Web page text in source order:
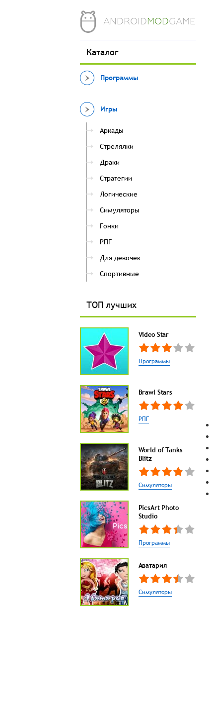
ANDROIDMODGAME
Каталог
Программы
Игры
Аркады
Стрелялки
Драки
Стратегии
Логические
Симуляторы
Гонки
РПГ
Для девочек
Спортивные
ТОП лучших
Video Star
Программы
Brawl Stars
РПГ
World of Tanks
Blitz
Симуляторы
PicsArt Photo
Studio
Программы
Аватария
Симуляторы